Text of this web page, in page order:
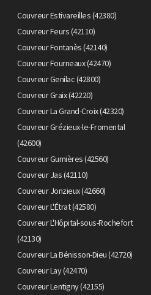
Couvreur Estivareilles (42380)
Couvreur Feurs (42110)
Couvreur Fontanès (42140)
Couvreur Fourneaux (42470)
Couvreur Genilac (42800)
Couvreur Graix (42220)
Couvreur La Grand-Croix (42320)
Couvreur Grézieux-le-Fromental
(42600)
Couvreur Gumières (42560)
Couvreur Jas (42110)
Couvreur Jonzieux (42660)
Couvreur L'Étrat (42580)
Couvreur L'Hôpital-sous-Rochefort
(42130)
Couvreur La Bénisson-Dieu (42720)
Couvreur Lay (42470)
Couvreur Lentigny (42155)